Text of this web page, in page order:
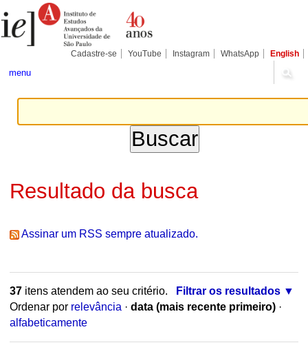
para
conteúdo.
Pessoais
Cadastre-se YouTube Instagram WhatsApp English
menu
Resultado da busca
Assinar um RSS sempre atualizado.
37itens atendem ao seu critério.
Filtrar os resultados
Ordenar por relevância · data (mais recente primeiro) ·
alfabeticamente